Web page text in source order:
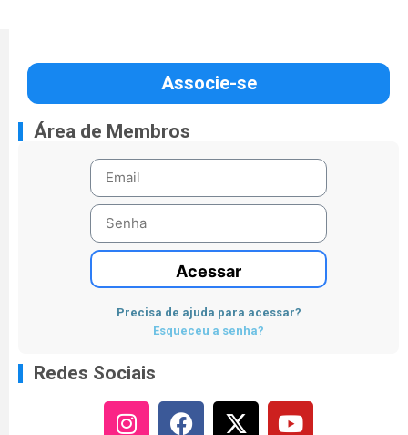
Associe-se
Área de Membros
Acessar
Precisa de ajuda para acessar?
Esqueceu a senha?
Redes Sociais